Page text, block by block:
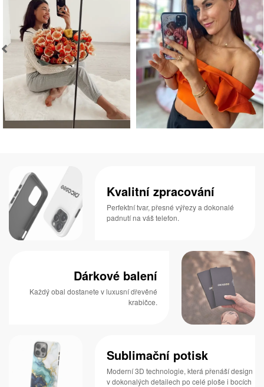
Kvalitní zpracování
Perfektní tvar, přesné výřezy a dokonalé
padnutí na váš telefon.
Dárkové balení
Každý obal dostanete v luxusní dřevěné
krabičce.
Sublimační potisk
Moderní 3D technologie, která přenáší design
v dokonalých detailech po celé ploše i bocích